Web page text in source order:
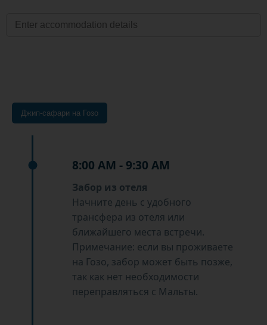
Джип-сафари на Гозо
8:00 AM - 9:30 AM
Забор из отеля
Начните день с удобного
трансфера из отеля или
ближайшего места встречи.
Примечание: если вы проживаете
на Гозо, забор может быть позже,
так как нет необходимости
переправляться с Мальты.